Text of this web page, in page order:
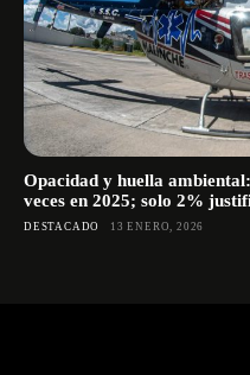
Opacidad y huella
veces en 2025; solo 2%
DESTACADO 13 ENERO, 2026